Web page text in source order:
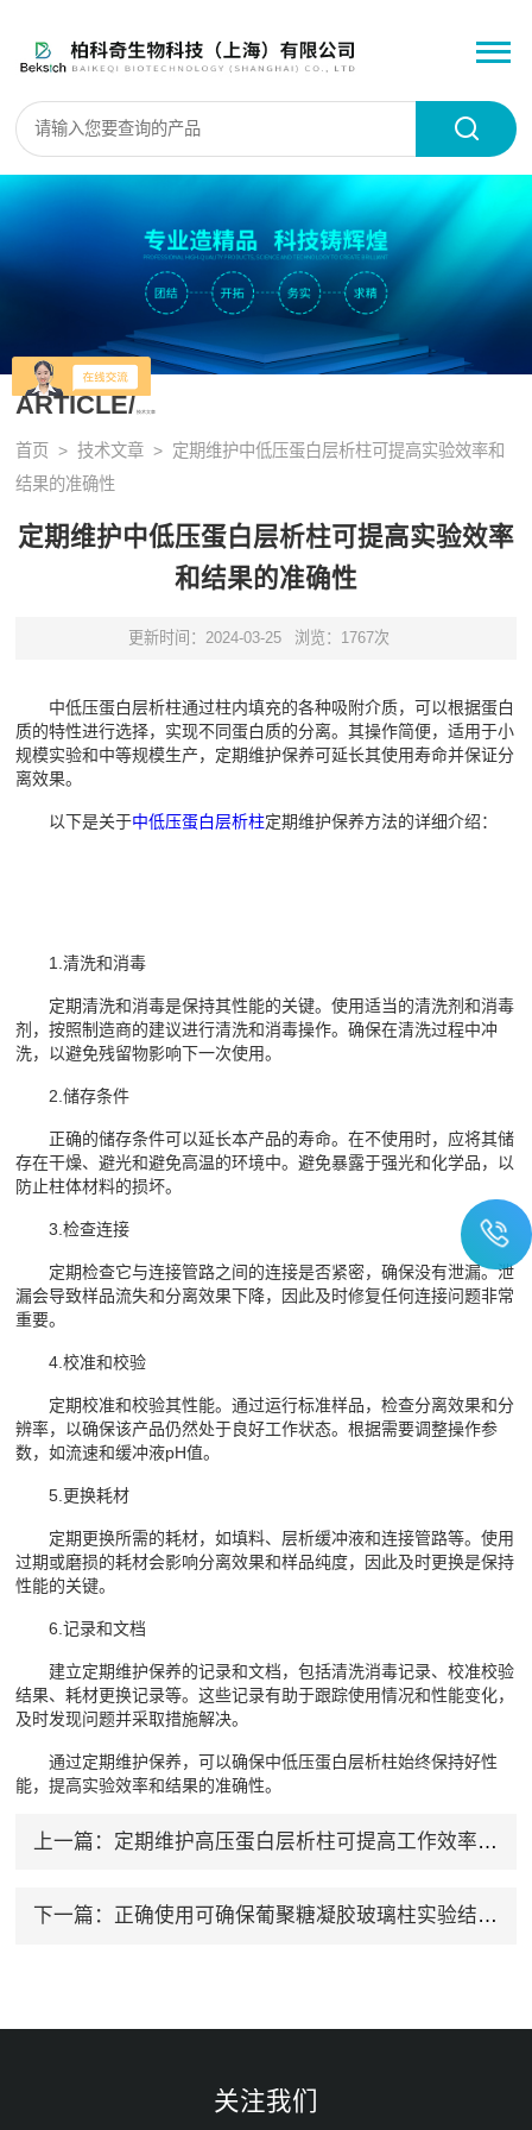
ARTICLE/技术文章
首页 >技术文章 > 定期维护中低压蛋白层析柱可提高实验效率和
结果的准确性
定期维护中低压蛋白层析柱可提高实验效率
和结果的准确性
更新时间：2024-03-25 浏览：1767次
中低压蛋白层析柱通过柱内填充的各种吸附介质，可以根据蛋白
质的特性进行选择，实现不同蛋白质的分离。其操作简便，适用于小
规模实验和中等规模生产，定期维护保养可延长其使用寿命并保证分
离效果。
以下是关于中低压蛋白层析柱定期维护保养方法的详细介绍：
1.清洗和消毒
定期清洗和消毒是保持其性能的关键。使用适当的清洗剂和消毒
剂，按照制造商的建议进行清洗和消毒操作。确保在清洗过程中冲
洗，以避免残留物影响下一次使用。
2.储存条件
正确的储存条件可以延长本产品的寿命。在不使用时，应将其储
存在干燥、避光和避免高温的环境中。避免暴露于强光和化学品，以
防止柱体材料的损坏。
3.检查连接
定期检查它与连接管路之间的连接是否紧密，确保没有泄漏。泄
漏会导致样品流失和分离效果下降，因此及时修复任何连接问题非常
重要。
4.校准和校验
定期校准和校验其性能。通过运行标准样品，检查分离效果和分
辨率，以确保该产品仍然处于良好工作状态。根据需要调整操作参
数，如流速和缓冲液pH值。
5.更换耗材
定期更换所需的耗材，如填料、层析缓冲液和连接管路等。使用
过期或磨损的耗材会影响分离效果和样品纯度，因此及时更换是保持
性能的关键。
6.记录和文档
建立定期维护保养的记录和文档，包括清洗消毒记录、校准校验
结果、耗材更换记录等。这些记录有助于跟踪使用情况和性能变化，
及时发现问题并采取措施解决。
通过定期维护保养，可以确保中低压蛋白层析柱始终保持好性
能，提高实验效率和结果的准确性。
上一篇： 定期维护高压蛋白层析柱可提高工作效率并节约成本
下一篇： 正确使用可确保葡聚糖凝胶玻璃柱实验结果的准确性
关注我们